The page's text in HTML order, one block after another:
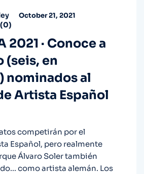
October 21, 2021
0)
2021 · Conoce a
(seis, en
nominados al
Artista Español
competirán por el
Español, pero realmente
Álvaro Soler también
como artista alemán. Los